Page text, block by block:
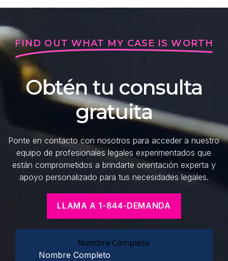
FIND OUT WHAT MY CASE IS WORTH
Obtén tu consulta
gratuita
Ponte en contacto con nosotros para acceder a nuestro
equipo de profesionales legales experimentados que
están comprometidos a brindarte orientación experta y
apoyo personalizado para tus necesidades legales.
LLAMA A 1-844-DEMANDA
Nombre Completo